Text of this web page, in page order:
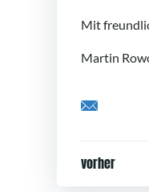
Mit
Martin
Share by
Post
vorher